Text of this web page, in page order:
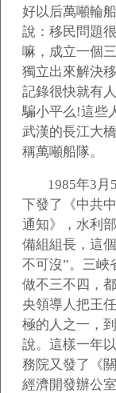
好以后萬噸輪
說：移民問題
嘛，成立一個
獨立出來解決
記錄很快就有
騙小平么!這些
武漢的長江大
稱萬噸船隊。
1985年3月
下發了《中共
通知》，水利
備組組長，這
不可沒”。三峽
做不三不四，
央領導人把王
極的人之一，
說。這樣一年
務院又發了《
經濟開發辦公